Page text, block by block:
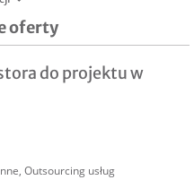
oferty
do projektu w
, Outsourcing usług